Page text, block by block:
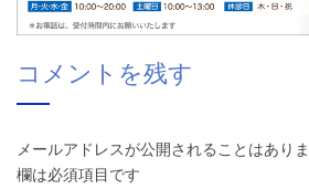
コメントを残す
メールアドレスが公開されることはありま
欄は必須項目です